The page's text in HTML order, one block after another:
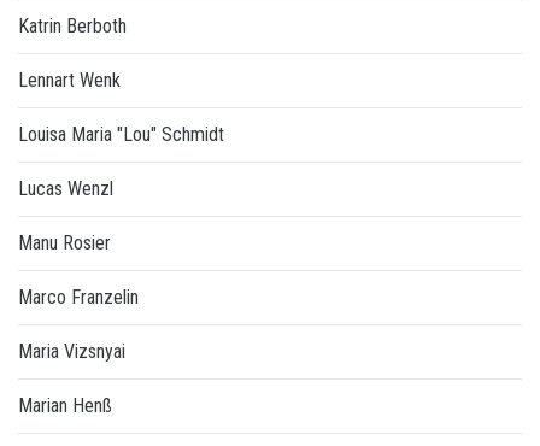
Katrin Berboth
Lennart Wenk
Louisa Maria "Lou" Schmidt
Lucas Wenzl
Manu Rosier
Marco Franzelin
Maria Vizsnyai
Marian Henß